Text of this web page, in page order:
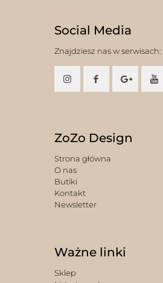
Social Media
Znajdziesz nas w serwisach:
ZoZo Design
Strona główna
O nas
Butiki
Kontakt
Newsletter
Ważne linki
Sklep